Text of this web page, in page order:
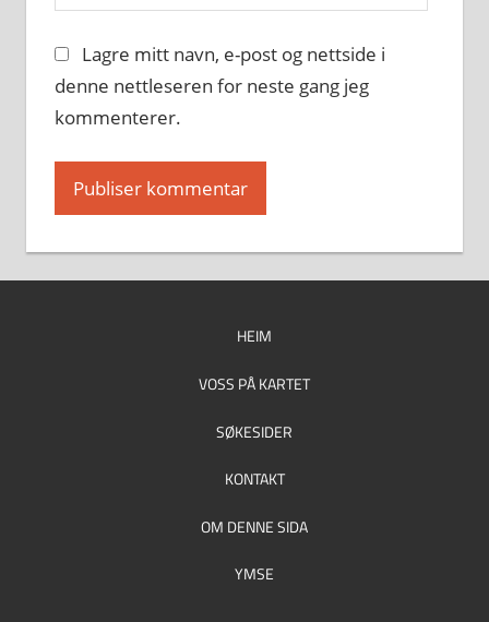
Lagre mitt navn, e-post og nettside i
denne nettleseren for neste gang jeg
kommenterer.
HEIM
VOSS PÅ KARTET
SØKESIDER
KONTAKT
OM DENNE SIDA
YMSE